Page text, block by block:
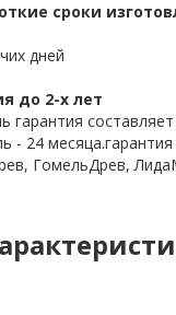
сроки
дней
до 2-х лет
гарантия
- 24
ГомельДрев,